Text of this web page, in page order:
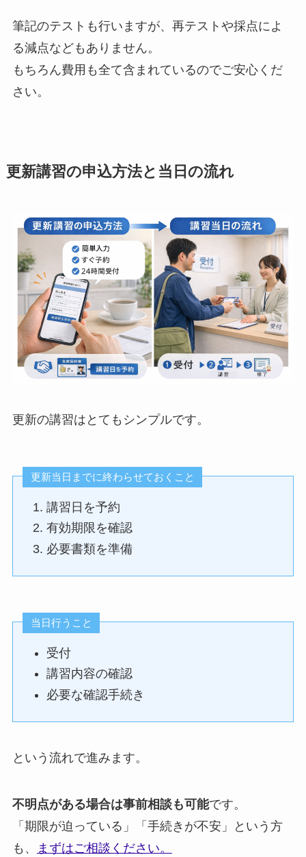
筆記のテストも行いますが、再テストや採点によ
る減点などもありません。
もちろん費用も全て含まれているのでご安心くだ
さい。
更新講習の申込方法と当日の流れ
更新の講習はとてもシンプルです。
更新当日までに終わらせておくこと
講習日を予約
有効期限を確認
必要書類を準備
当日行うこと
受付
講習内容の確認
必要な確認手続き
という流れで進みます。
不明点がある場合は事前相談も可能です。
「期限が迫っている」「手続きが不安」という方
も、
まずはご相談ください。